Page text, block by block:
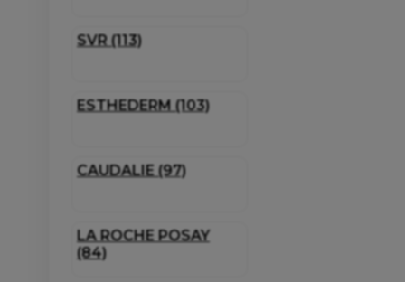
SVR (113)
ESTHEDERM (103)
CAUDALIE (97)
LA ROCHE POSAY
(84)